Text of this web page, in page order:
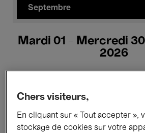
Septembre
Mardi 01 - Mercredi
2026
Tous les événements
Chers visiteurs,
En cliquant sur « Tout accepter »,
stockage de cookies sur votre